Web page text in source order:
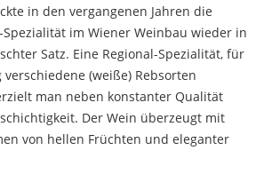
in den vergangenen Jahren die
im Wiener Weinbau wieder in
Satz. Eine Regional-Spezialität, für
(weiße) Rebsorten
man neben konstanter Qualität
Der Wein überzeugt mit
von hellen Früchten und eleganter